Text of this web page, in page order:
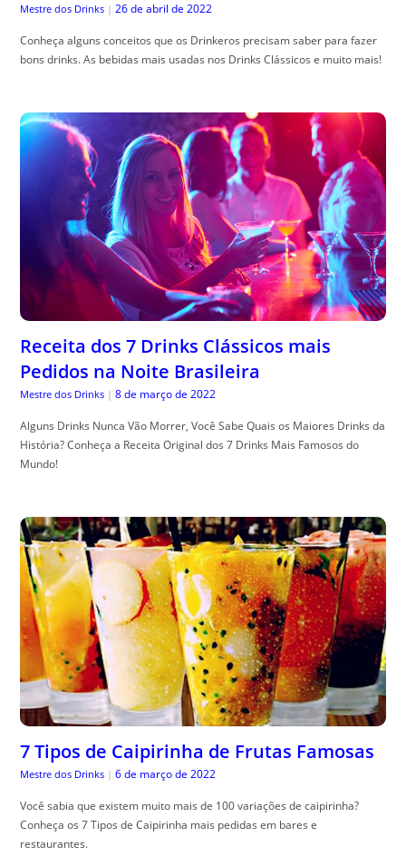
Mestre dos Drinks | 26 de abril de 2022
Conheça alguns conceitos que os Drinkeros precisam saber para fazer
bons drinks. As bebidas mais usadas nos Drinks Clássicos e muito mais!
Receita dos 7 Drinks Clássicos mais
Pedidos na Noite Brasileira
Mestre dos Drinks | 8 de março de 2022
Alguns Drinks Nunca Vão Morrer, Você Sabe Quais os Maiores Drinks da
História? Conheça a Receita Original dos 7 Drinks Mais Famosos do
Mundo!
7 Tipos de Caipirinha de Frutas Famosas
Mestre dos Drinks | 6 de março de 2022
Você sabia que existem muito mais de 100 variações de caipirinha?
Conheça os 7 Tipos de Caipirinha mais pedidas em bares e
restaurantes.